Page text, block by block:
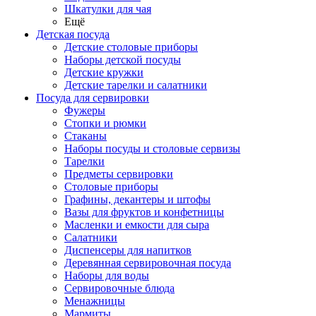
Шкатулки для чая
Ещё
Детская посуда
Детские столовые приборы
Наборы детской посуды
Детские кружки
Детские тарелки и салатники
Посуда для сервировки
Фужеры
Стопки и рюмки
Стаканы
Наборы посуды и столовые сервизы
Тарелки
Предметы сервировки
Столовые приборы
Графины, декантеры и штофы
Вазы для фруктов и конфетницы
Масленки и емкости для сыра
Салатники
Диспенсеры для напитков
Деревянная сервировочная посуда
Наборы для воды
Сервировочные блюда
Менажницы
Мармиты